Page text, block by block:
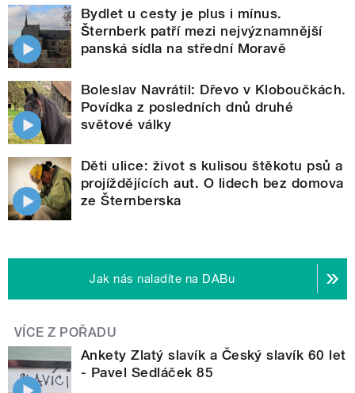
Bydlet u cesty je plus i mínus.
Šternberk patří mezi nejvýznamnější
panská sídla na střední Moravě
Boleslav Navrátil: Dřevo v Kloboučkách.
Povídka z posledních dnů druhé
světové války
Děti ulice: život s kulisou štěkotu psů a
projíždějících aut. O lidech bez domova
ze Šternberska
Jak nás naladíte na DABu
VÍCE Z POŘADU
Ankety Zlatý slavík a Český slavík 60 let
- Pavel Sedláček 85